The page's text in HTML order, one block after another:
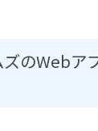
のWebア